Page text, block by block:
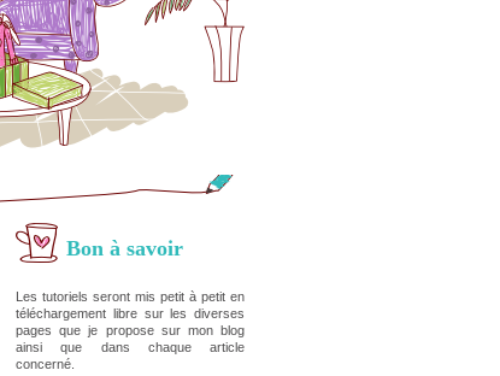
Bon à savoir
Les tutoriels seront mis petit à petit en
téléchargement libre sur les diverses
pages que je propose sur mon blog
ainsi que dans chaque article
concerné.